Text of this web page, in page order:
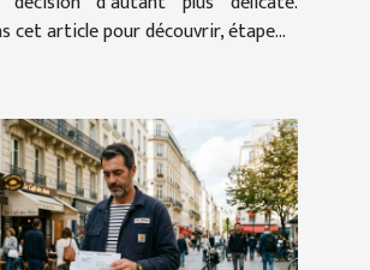
cet article pour découvrir, étape...